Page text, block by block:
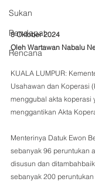
Sukan
Pendapat
Rencana
8 Oktober 2024
Oleh Wartawan Nabalu
KUALA LUMPUR:
Usahawan dan Koperasi
menggubal akta koperasi
menggantikan Akta
Menterinya Datuk Ewon
sebanyak 96 peruntukan
disusun dan
sebanyak 200